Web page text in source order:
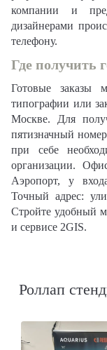
компании и
дизайнерами
телефону.
Где получить
Готовые заказы
типографии или
Москве. Для
пятизначный
при себе
организации.
Аэропорт, у
Точный адрес:
Стройте удобный
и сервисе 2GIS.
Роллап